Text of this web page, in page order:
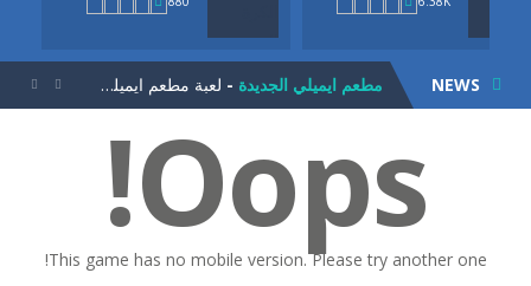
NEWS
لعبة الكرة العجيبة-لعبة الكرة العجيبة . انها لعبة كرة قدم ولاكن بطريقة جديدة. حاول تحريك اللاعب يمين ويسار وتمرير الكرة للامام حتي تصل الي المرمي...
مطعم ايميلي الجديدة - لعبة مطعم ايميلي الجديدة. كلنا نعرف لعبة اميلي لادارة المطعم من الالعاب الشيقة و المسلية جدا. اليكي الجزء الجديد من اللعبة....
لعبة تلبيس ملابس العمل - تلبيس ملابس العملتلبيس ملابس العمل. اختاري اولا موصفات الفتاة اللي تريديها من لون شعر ولون بشرة و الجنسية. ثما ابدئي في اختيار...
لعبة زوما الاقصر الفرعونية-لعبة زوما الاقصر الفرعونية بشكل وطريقة جديد. حول ان تصوب الكراتعلي 2 او اكثر من نفس اللون لتسقطهم ومهمتك في كل مرحلة ان تحرر...
لعبة سلة الفواكة -لعبة سلة الفواكةلعبة سلة الفواكة. لعبة ذكاء طريفة وسهلة للاطفال. كل ما عليك هوه تحريك العصاء لتجعل الفواكة تتدحرج وتسقط في...
 
Oops!
This game has no mobile version. Please try another one!